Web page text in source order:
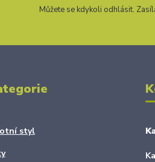
Můžete se kdykoli odhlásit.
styl